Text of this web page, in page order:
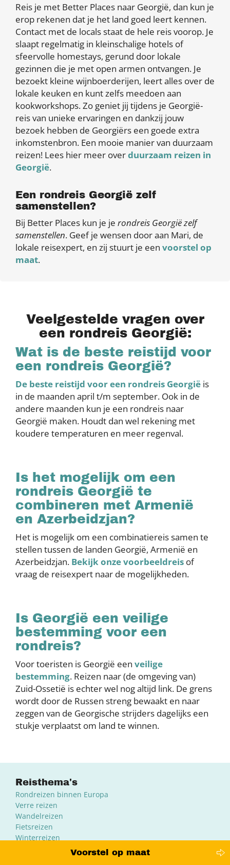
Reis je met Better Places naar Georgië, dan kun je
erop rekenen dat je het land goed leert kennen.
Contact met de locals staat de hele reis voorop. Je
slaapt regelmatig in kleinschalige hotels of
sfeervolle homestays, gerund door lokale
gezinnen die je met open armen ontvangen. Je
bezoekt kleine wijnboerderijen, leert alles over de
lokale keuken en kunt zelfs meedoen aan
kookworkshops. Zo geniet jij tijdens je Georgië-
reis van unieke ervaringen en dankzij jouw
bezoek hebben de Georgiërs een goede extra
inkomstenbron. Een mooie manier van duurzaam
reizen! Lees hier meer overduurzaam reizen in
Georgië.
Een rondreis Georgië zelf
samenstellen?
Bij Better Places kun je je rondreis Georgië zelf
samenstellen. Geef je wensen door aan Mari, de
lokale reisexpert, en zij stuurt je een voorstel op
maat.
Veelgestelde vragen over
een rondreis Georgië:
Wat is de beste reistijd voor
een rondreis Georgië?
De beste reistijd voor een rondreis Georgië is
in de maanden april t/m september. Ook in de
andere maanden kun je een rondreis naar
Georgië maken. Houdt dan wel rekening met
koudere temperaturen en meer regenval.
Is het mogelijk om een
rondreis Georgië te
combineren met Armenië
en Azerbeidzjan?
Het is mogelijk om een combinatiereis samen te
stellen tussen de landen Georgië, Armenië en
Azerbeidzjan. Bekijk onze voorbeeldreis of
vraag de reisexpert naar de mogelijkheden.
Is Georgië een veilige
bestemming voor een
rondreis?
Voor toeristen is Georgië een veilige
bestemming. Reizen naar (de omgeving van)
Zuid-Ossetië is echter wel nog altijd link. De grens
wordt door de Russen streng bewaakt en naar
zeggen van de Georgische strijders dagelijks een
stukje verplaatst om land te winnen.
Voorstel op maat
Reisthema's
Rondreizen binnen Europa
Verre reizen
Wandelreizen
Fietsreizen
Winterreizen
Familiereizen in Europa